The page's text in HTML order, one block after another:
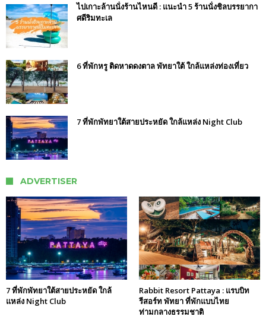
ไปเกาะล้านนั่งร้านไหนดี : แนะนำ 5 ร้านนั่งชิลบรรยากา
ศดีริมทะเล
6 ที่พักหรู ติดหาดดงตาล พัทยาใต้ ใกล้แหล่งท่องเที่ยว
7 ที่พักพัทยาใต้สายประหยัด ใกล้แหล่ง Night Club
ADVERTISER
7 ที่พักพัทยาใต้สายประหยัด ใกล้
แหล่ง Night Club
Rabbit Resort Pattaya : แรบบิท
รีสอร์ท พัทยา ที่พักแบบไทย
ท่ามกลางธรรมชาติ